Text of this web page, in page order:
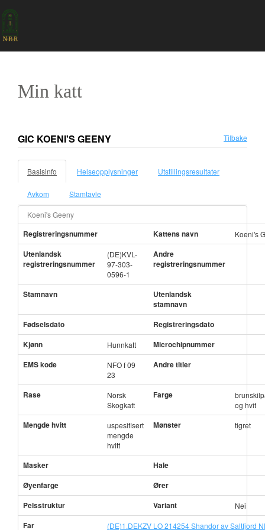
Min katt
GIC KOENI'S GEENY Tilbake
Basisinfo Helseopplysninger Utstillingsresultater
Avkom Stamtavle
Koeni's Geeny
Registreringsnummer Kattens navn Koeni's
Utenlandsk
registreringsnummer
(DE)KVL-
97-303-
0596-1
Andre
registreringsnummer
Stamnavn
Utenlandsk
stamnavn
Fødselsdato
Registreringsdato
Kjønn
Hunnkatt
Microchipnummer
EMS kode
NFO f 09
23
Andre titler
Rase
Norsk
Skogkatt
Farge
og hvit
Mengde hvitt
uspesifisert
mengde
hvitt
Mønster tigret
Masker
Hale
Øyenfarge
Ører
Pelsstruktur
Variant Nei
Far (DE)1.DEKZV LO 214254 Shandor av Saltfjord